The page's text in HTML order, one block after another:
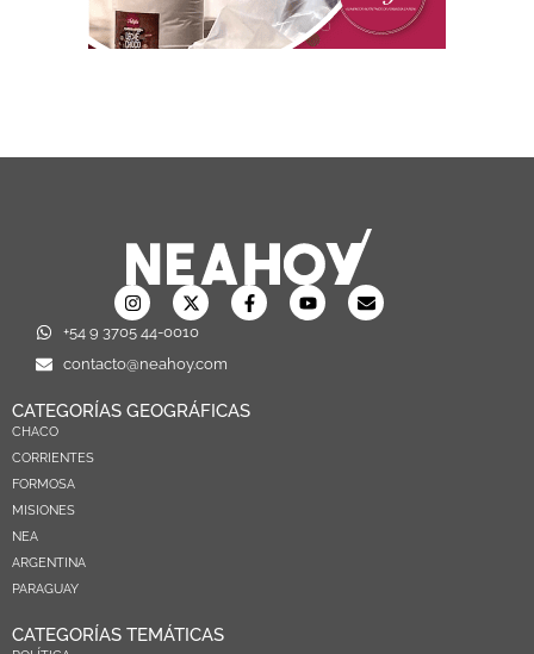
+54 9 3705 44-0010
contacto@neahoy.com
CATEGORÍAS GEOGRÁFICAS
CHACO
CORRIENTES
FORMOSA
MISIONES
NEA
ARGENTINA
PARAGUAY
CATEGORÍAS TEMÁTICAS